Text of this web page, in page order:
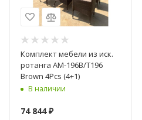
Комплект мебели из иск.
ротанга AM-196B/T196
Brown 4Pcs (4+1)
В наличии
74 844₽